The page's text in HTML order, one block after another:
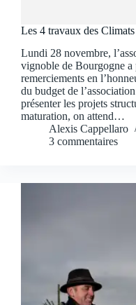
Les 4 travaux des
Lundi 28 novembre,
vignoble de Bourgogne a
remerciements en
du budget de
présenter les projets
maturation, on attend…
Alexis Cappellaro
3 commentaires